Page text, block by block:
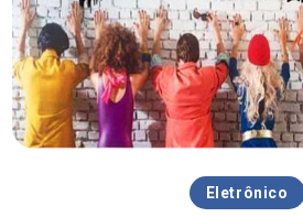
Eletrônico